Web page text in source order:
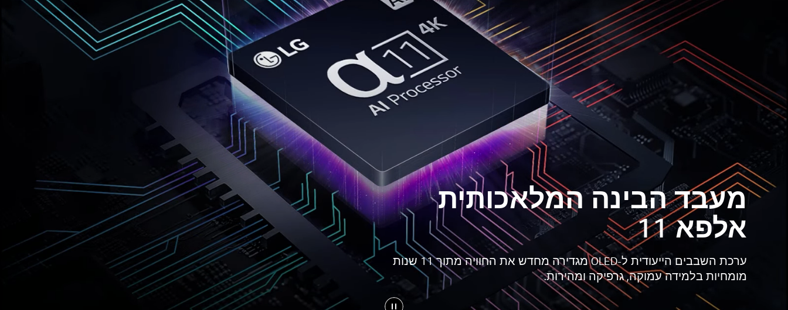
מעבד הבינה המלאכותית
אלפא 11
ערכת השבבים הייעודית ל-OLED מגדירה מחדש את החוויה מתוך 11 שנות
מומחיות בלמידה עמוקה, גרפיקה ומהירות.